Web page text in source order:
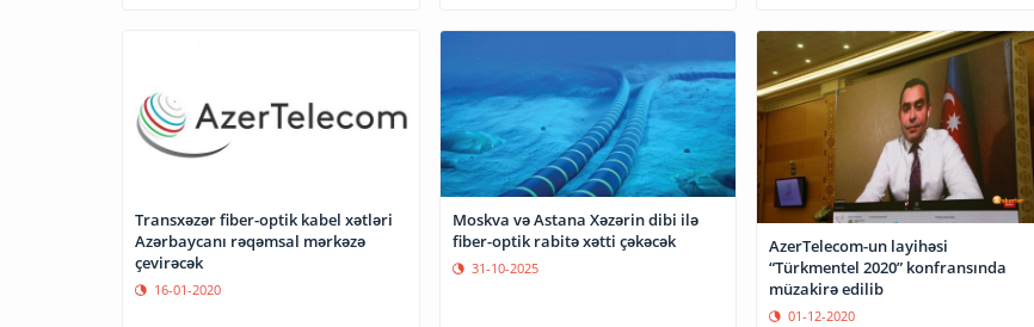
Transxəzər fiber-optik kabel xətləri
Azərbaycanı rəqəmsal mərkəzə
çevirəcək
16-01-2020
Moskva və Astana Xəzərin dibi ilə
fiber-optik rabitə xətti çəkəcək
31-10-2025
AzerTelecom-un layihəsi
“Türkmentel 2020” konfransında
müzakirə edilib
01-12-2020